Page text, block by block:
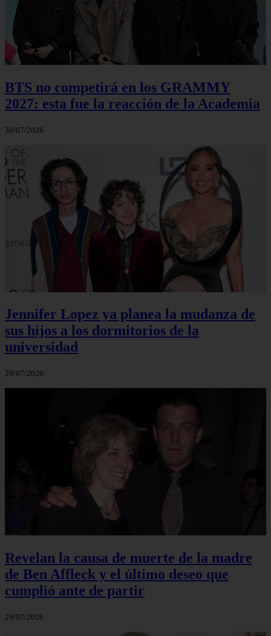
BTS no competirá en los GRAMMY
2027: esta fue la reacción de la Academia
30/07/2026
Jennifer Lopez ya planea la mudanza de
sus hijos a los dormitorios de la
universidad
29/07/2026
Revelan la causa de muerte de la madre
de Ben Affleck y el último deseo que
cumplió ante de partir
29/07/2026